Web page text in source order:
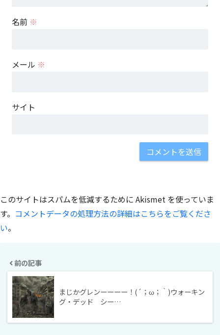
名前 ※
メール ※
サイト
このサイトはスパムを低減するために Akismet を使っていま
す。 コメントデータの処理方法の詳細はこちらをご覧くださ
い。
前の記事
まじかグレンーーーー！(´；ω；｀)ウォーキン
グ・デッド シー…